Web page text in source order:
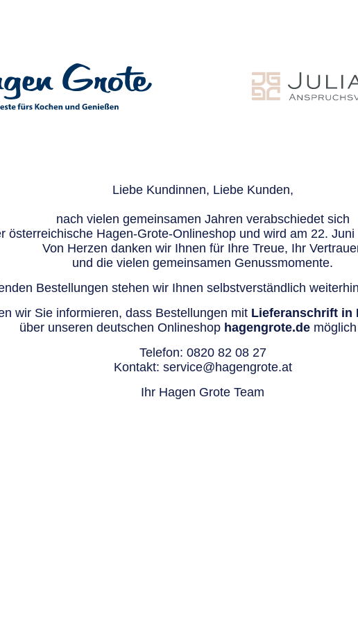
Liebe Kundinnen, Liebe Kunden,
nach vielen gemeinsamen Jahren verabschiedet sich
österreichische Hagen-Grote-Onlineshop und wird am 22. Juni
Von Herzen danken wir Ihnen für Ihre Treue, Ihr
und die vielen gemeinsamen Genussmomente.
Bestellungen stehen wir Ihnen selbstverständlich
wir Sie informieren, dass Bestellungen mit Lieferanschrift in
über unseren deutschen Onlineshop hagengrote.demöglich
Telefon: 0820 82 08 27
Kontakt: service@hagengrote.at
Ihr Hagen Grote Team